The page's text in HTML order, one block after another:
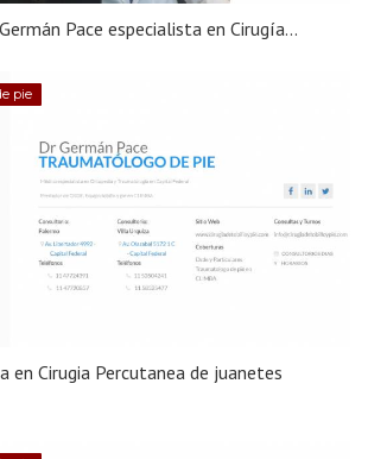
Pace especialista en Cirugía...
pie
en Cirugia Percutanea de juanetes